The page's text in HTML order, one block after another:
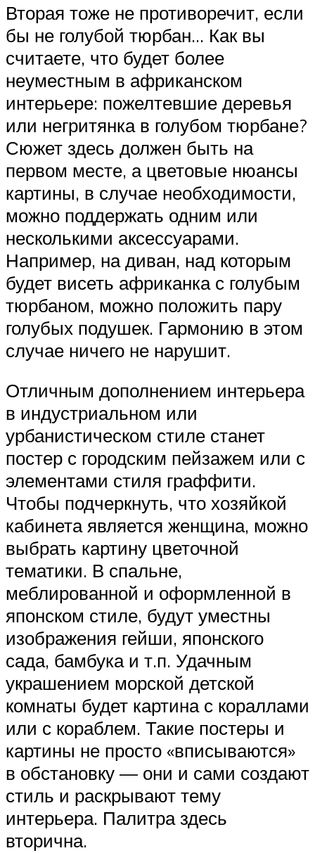
Вторая тоже не противоречит, если
бы не голубой тюрбан… Как вы
считаете, что будет более
неуместным в африканском
интерьере: пожелтевшие деревья
или негритянка в голубом тюрбане?
Сюжет здесь должен быть на
первом месте, а цветовые нюансы
картины, в случае необходимости,
можно поддержать одним или
несколькими аксессуарами.
Например, на диван, над которым
будет висеть африканка с голубым
тюрбаном, можно положить пару
голубых подушек. Гармонию в этом
случае ничего не нарушит.
Отличным дополнением интерьера
в индустриальном или
урбанистическом стиле станет
постер с городским пейзажем или с
элементами стиля граффити.
Чтобы подчеркнуть, что хозяйкой
кабинета является женщина, можно
выбрать картину цветочной
тематики. В спальне,
меблированной и оформленной в
японском стиле, будут уместны
изображения гейши, японского
сада, бамбука и т.п. Удачным
украшением морской детской
комнаты будет картина с кораллами
или с кораблем. Такие постеры и
картины не просто «вписываются»
в обстановку — они и сами создают
стиль и раскрывают тему
интерьера. Палитра здесь
вторична.